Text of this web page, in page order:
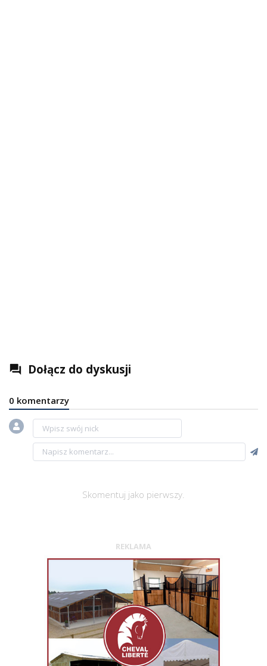
question_answer Dołącz do dyskusji
0 komentarzy
Skomentuj jako pierwszy.
REKLAMA